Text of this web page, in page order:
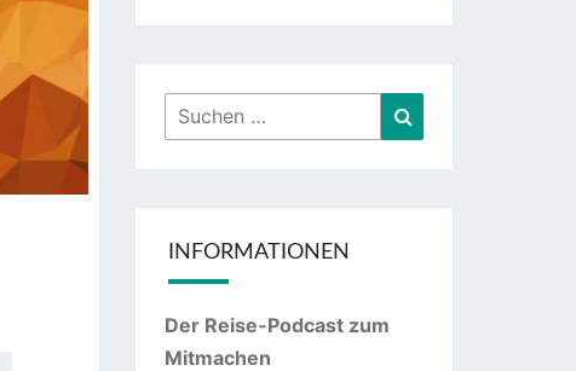
Suchen
nach:
INFORMATIONEN
Der Reise-Podcast zum
Mitmachen